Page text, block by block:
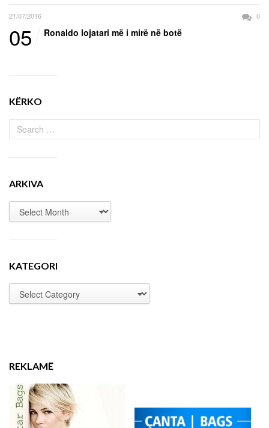
21/07/2016 0
05 Ronaldo lojatari më i mirë në botë
KËRKO
ARKIVA
KATEGORI
REKLAMË